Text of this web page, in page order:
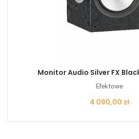
Monitor Audio Silver FX
Efektowe
Cena
4 090,00 zł